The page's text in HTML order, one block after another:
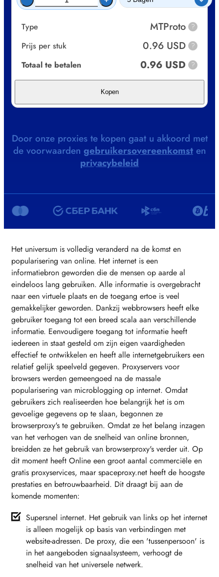
Type MTProto ?
Prijs per stuk 0.96 USD ?
Totaal te betalen 0.96 USD ?
Kopen
Door onze proxies te kopen gaat u akkoord met
de voorwaarden gebruikersovereenkomst en
privacybeleid
Het universum is volledig veranderd na de komst en
popularisering van online. Het internet is een
informatiebron geworden die de mensen op aarde al
eindeloos lang gebruiken. Alle informatie is overgebracht
naar een virtuele plaats en de toegang ertoe is veel
gemakkelijker geworden. Dankzij webbrowsers heeft elke
gebruiker toegang tot een breed scala aan verschillende
informatie. Eenvoudigere toegang tot informatie heeft
iedereen in staat gesteld om zijn eigen vaardigheden
effectief te ontwikkelen en heeft alle internetgebruikers een
relatief gelijk speelveld gegeven. Proxyservers voor
browsers werden gemeengoed na de massale
popularisering van microblogging op internet. Omdat
gebruikers zich realiseerden hoe belangrijk het is om
gevoelige gegevens op te slaan, begonnen ze
browserproxy's te gebruiken. Omdat ze het belang inzagen
van het verhogen van de snelheid van online bronnen,
breidden ze het gebruik van browserproxy's verder uit. Op
dit moment heeft Online een groot aantal commerciële en
gratis proxyservices, maar spaceproxy.net heeft de hoogste
prestaties en betrouwbaarheid. Dit draagt bij aan de
komende momenten:
Supersnel internet. Het gebruik van links op het internet
is alleen mogelijk op basis van verbindingen met
website-adressen. De proxy, die een 'tussenpersoon' is
in het aangeboden signaalsysteem, verhoogt de
snelheid van het universele netwerk.